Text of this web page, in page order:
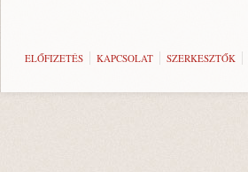
ELŐFIZETÉS KAPCSOLAT SZERKESZTŐK